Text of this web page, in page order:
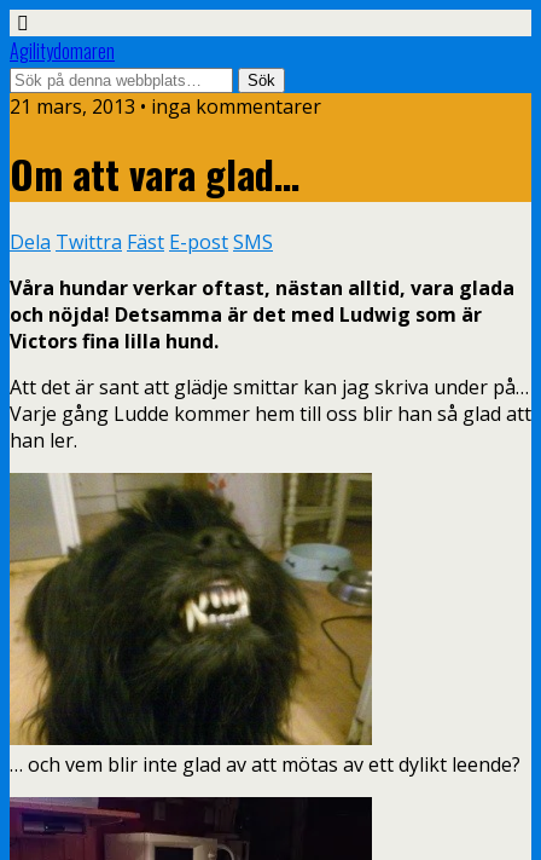
Agilitydomaren
21 mars, 2013 • inga kommentarer
Om att vara glad…
Dela Twittra Fäst E-postSMS
Våra hundar verkar oftast, nästan alltid, vara glada
och nöjda! Detsamma är det med Ludwig som är
Victors fina lilla hund.
Att det är sant att glädje smittar kan jag skriva under på…
Varje gång Ludde kommer hem till oss blir han så glad att
han ler.
… och vem blir inte glad av att mötas av ett dylikt leende?